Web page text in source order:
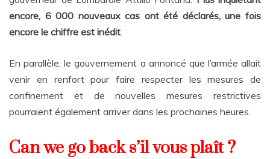
encore, 6 000 nouveaux cas ont été déclarés, une fois
encore le chiffre est inédit.
En parallèle, le gouvernement a annoncé que l’armée allait
venir en renfort pour faire respecter les mesures de
confinement et de nouvelles mesures restrictives
pourraient également arriver dans les prochaines heures.
Can we go back s’il vous plaît ?